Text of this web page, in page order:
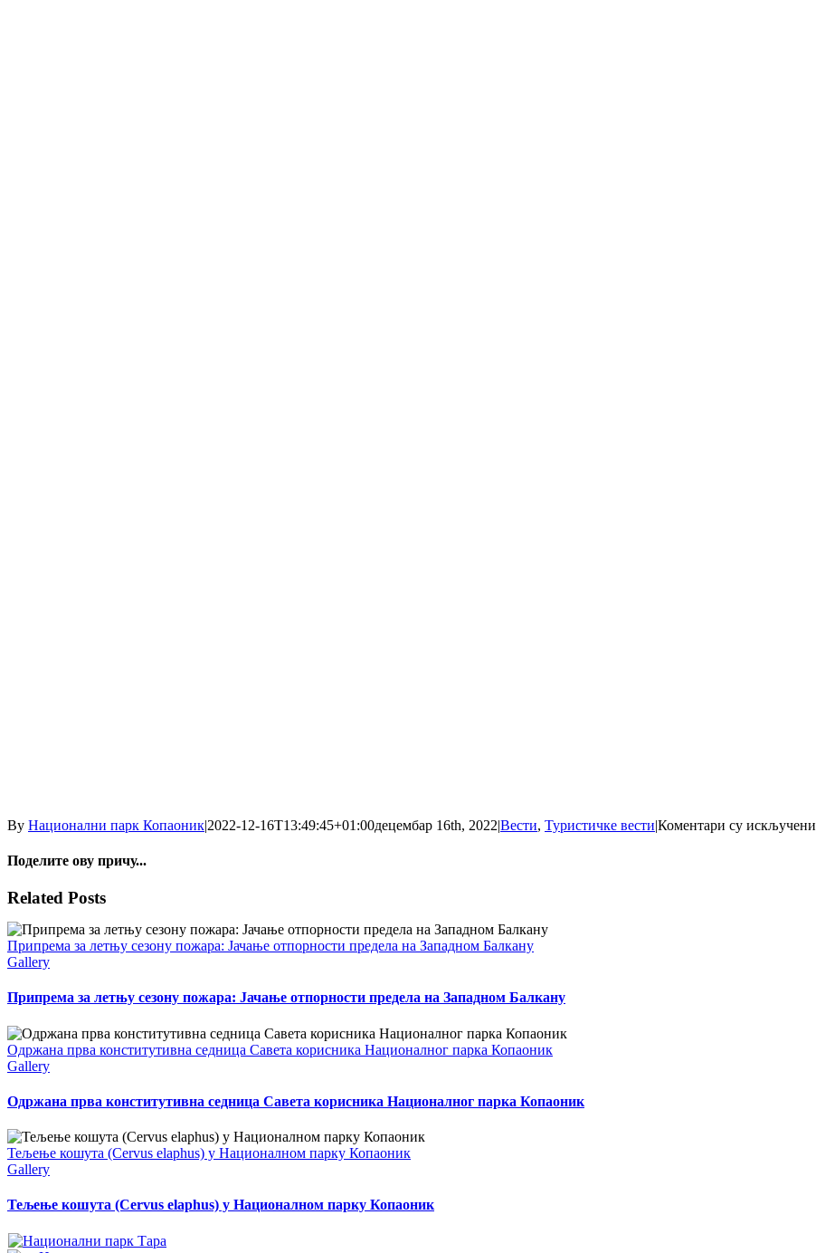
By Национални парк Копаоник|2022-12-16T13:49:45+01:00децембар 16th, 2022|Вести, Туристичке вести|Коментари су искључени
Поделите ову причу...
Facebook
X
Reddit
WhatsApp
Pinterest
Email
Related Posts
Припрема за летњу сезону пожара: Јачање отпорности предела на Западном Балкану
Gallery
Припрема за летњу сезону пожара: Јачање отпорности предела на Западном Балкану
Одржана прва конститутивна седница Савета корисника Националног парка Копаоник
Gallery
Одржана прва конститутивна седница Савета корисника Националног парка Копаоник
Тељење кошута (Cervus elaphus) у Националном парку Копаоник
Gallery
Тељење кошута (Cervus elaphus) у Националном парку Копаоник